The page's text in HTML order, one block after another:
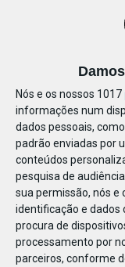
Nós e os nossos 1017
informações num
dados pessoais,
padrão enviadas por
conteúdos
pesquisa de
sua permissão, nós e
identificação e dados
procura de
processamento por
parceiros, conforme